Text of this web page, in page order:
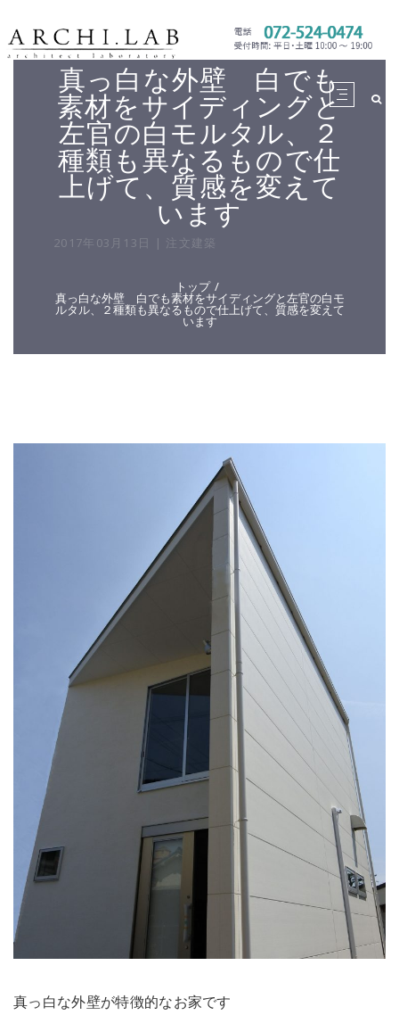
真っ白な外壁 白でも
素材をサイディングと
左官の白モルタル、２
種類も異なるもので仕
上げて、質感を変えて
います
2017年03月13日 | 注文建築
トップ
真っ白な外壁 白でも素材をサイディングと左官の白モ
ルタル、２種類も異なるもので仕上げて、質感を変えて
います
真っ白な外壁が特徴的なお家です